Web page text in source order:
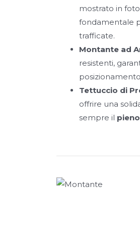
mostrato in
fondamentale
trafficate.
Montante ad
resistenti,
Tettuccio di
offrire una
sempre il